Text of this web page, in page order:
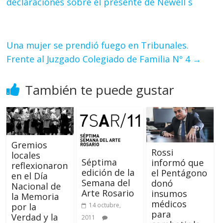
Una mujer se prendió fuego en Tribunales.
Frente al Juzgado Colegiado de Familia Nº 4 →
También te puede gustar
Gremios
locales
reflexionaron
en el Día
Nacional de
la Memoria
por la
Verdad y la
Séptima
edición de la
Semana del
Arte Rosario
14 octubre,
2011
Rossi
informó que
el Pentágono
donó
insumos
médicos
para